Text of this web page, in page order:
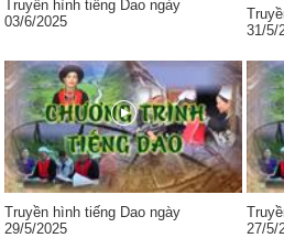
Truyền hình tiếng Dao ngày
03/6/2025
31/5/
Truyền hình tiếng Dao ngày
29/5/2025
27/5/